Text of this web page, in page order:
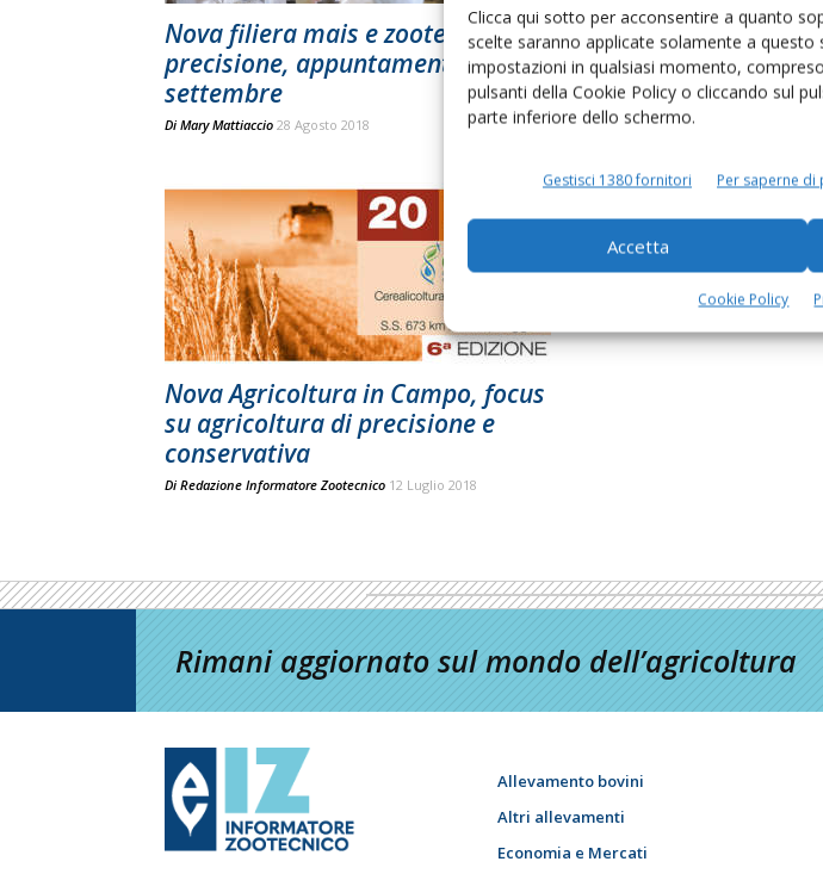
Clicca qui sotto per acconsentire a quanto
scelte saranno applicate solamente a questo
impostazioni in qualsiasi momento,
pulsanti della Cookie Policy o cliccando sul
parte inferiore dello schermo.
Gestisci 1380 fornitori Per saperne di
Accetta
Cookie Policy
Nova filiera mais e zootecnia di
precisione, appuntamento a
settembre
Di Mary Mattiaccio 28 Agosto 2018
A Nova Filiera
precisione
DiMary Mattiaccio 18 Agosto 2018
Nova Agricoltura in Campo, focus
su agricoltura di precisione e
conservativa
Di Redazione Informatore Zootecnico 12 Luglio 2018
Rimani aggiornato sul mondo dell’agricoltura
Allevamento bovini
Altri allevamenti
Economia e Mercati